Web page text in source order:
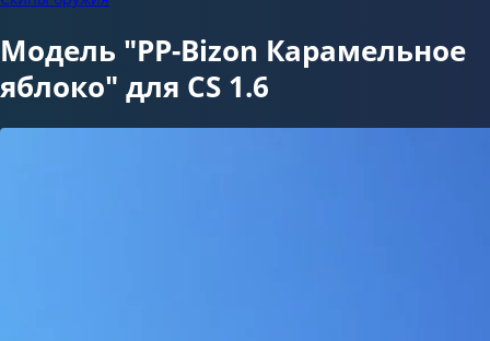
Модель "PP-Bizon Карамельное
яблоко" для CS 1.6